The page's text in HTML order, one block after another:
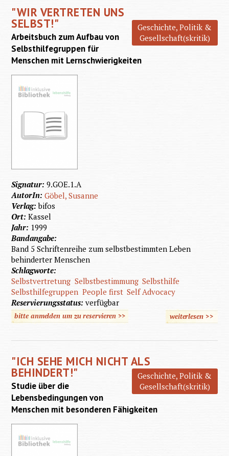
"WIR VERTRETEN UNS
SELBST!"
Geschichte, Politik &
Gesellschaft(skritik)
Arbeitsbuch zum Aufbau von
Selbsthilfegruppen für
Menschen mit Lernschwierigkeiten
Signatur:9.GOE.1.A
AutorIn:Göbel, Susanne
Verlag:bifos
Ort:Kassel
Jahr: 1999
Bandangabe:
Band 5 Schriftenreihe zum selbstbestimmten Leben
behinderter Menschen
Schlagworte:
Selbstvertretung Selbstbestimmung Selbsthilfe
Selbsthilfegruppen People first Self Advocacy
Reservierungsstatus:verfügbar
bitte anmelden um zu reservieren >> weiterlesen
über
selbst!"
>>
"ICH SEHE MICH NICHT ALS
BEHINDERT!"
Geschichte, Politik &
Gesellschaft(skritik)
Studie über die
Lebensbedingungen von
Menschen mit besonderen Fähigkeiten